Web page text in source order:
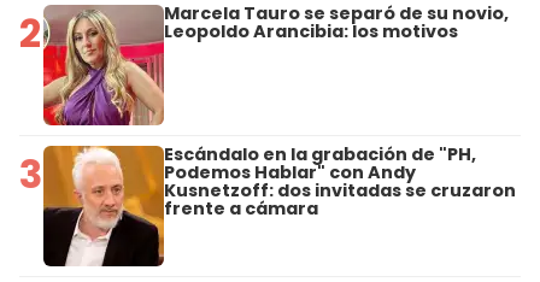
2 Marcela Tauro se separó de su novio,
Leopoldo Arancibia: los motivos
3 Escándalo en la grabación de "PH,
Podemos Hablar" con Andy
Kusnetzoff: dos invitadas se cruzaron
frente a cámara